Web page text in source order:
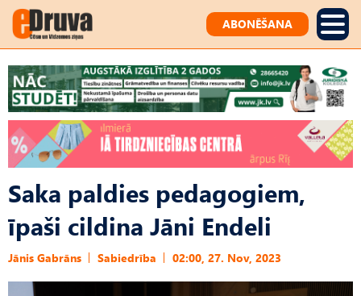
ABONĒŠANA
Saka paldies pedagogiem,
īpaši cildina Jāni Endeli
Jānis Gabrāns Sabiedrība 02:00, 27. Nov, 2023